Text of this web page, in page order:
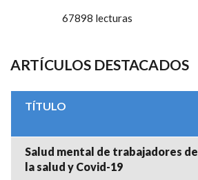
67898 lecturas
ARTÍCULOS DESTACADOS
TÍTULO
Salud mental de trabajadores de
la salud y Covid-19